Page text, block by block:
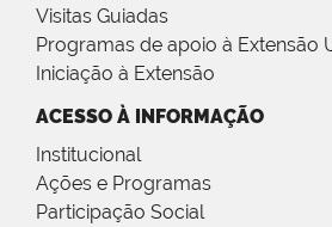
Visitas Guiadas
Programas de apoio à Extensão
Iniciação à Extensão
ACESSO À INFORMAÇÃO
Institucional
Ações e Programas
Participação Social